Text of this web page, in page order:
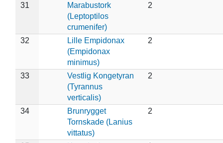
31
Marabustork
(Leptoptilos
crumenifer)
2
32
Lille Empidonax
(Empidonax
minimus)
2
33
Vestlig Kongetyran
(Tyrannus
verticalis)
2
34
Brunrygget
Tornskade (Lanius
vittatus)
2